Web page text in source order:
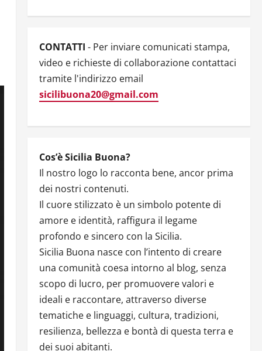
CONTATTI - Per inviare comunicati stampa,
video e richieste di collaborazione contattaci
tramite l'indirizzo email
sicilibuona20@gmail.com
Cos’è Sicilia Buona?
Il nostro logo lo racconta bene, ancor prima
dei nostri contenuti.
Il cuore stilizzato è un simbolo potente di
amore e identità, raffigura il legame
profondo e sincero con la Sicilia.
Sicilia Buona nasce con l’intento di creare
una comunità coesa intorno al blog, senza
scopo di lucro, per promuovere valori e
ideali e raccontare, attraverso diverse
tematiche e linguaggi, cultura, tradizioni,
resilienza, bellezza e bontà di questa terra e
dei suoi abitanti.